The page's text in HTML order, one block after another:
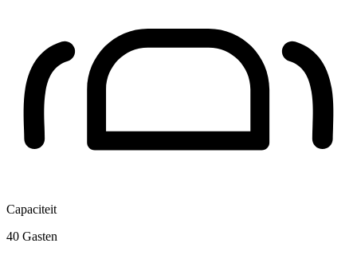
Capaciteit
40 Gasten